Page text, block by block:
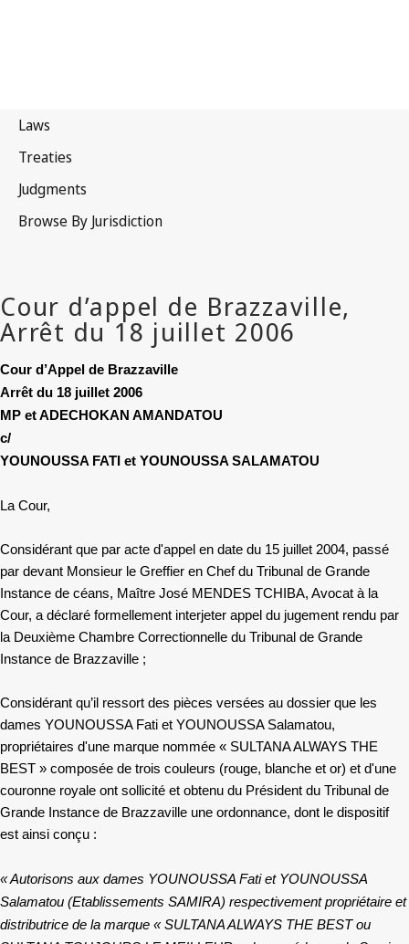
Cour d’Appel de Brazzaville
Arrêt du 18 juillet 2006
MP et ADECHOKAN AMANDATOU
c/
YOUNOUSSA FATI et YOUNOUSSA SALAMATOU
La Cour,
Considérant que par acte d'appel en date du 15 juillet 2004, passé
par devant Monsieur le Greffier en Chef du Tribunal de Grande
Instance de céans, Maître José MENDES TCHIBA, Avocat à la
Cour, a déclaré formellement interjeter appel du jugement rendu par
la Deuxième Chambre Correctionnelle du Tribunal de Grande
Instance de Brazzaville ;
Considérant qu’il ressort des pièces versées au dossier que les
dames YOUNOUSSA Fati et YOUNOUSSA Salamatou,
propriétaires d'une marque nommée « SULTANA ALWAYS THE
BEST » composée de trois couleurs (rouge, blanche et or) et d'une
couronne royale ont sollicité et obtenu du Président du Tribunal de
Grande Instance de Brazzaville une ordonnance, dont le dispositif
est ainsi conçu :
« Autorisons aux dames YOUNOUSSA Fati et YOUNOUSSA
Salamatou (Etablissements SAMIRA) respectivement propriétaire et
distributrice de la marque « SULTANA ALWAYS THE BEST ou